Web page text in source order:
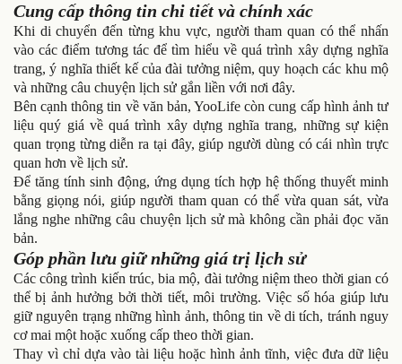
Cung cấp thông tin chi tiết và chính xác
Khi di chuyển đến từng khu vực, người tham quan có thể nhấn
vào các điểm tương tác để tìm hiểu về quá trình xây dựng nghĩa
trang, ý nghĩa thiết kế của đài tưởng niệm, quy hoạch các khu mộ
và những câu chuyện lịch sử gắn liền với nơi đây.
Bên cạnh thông tin về văn bản, YooLife còn cung cấp hình ảnh tư
liệu quý giá về quá trình xây dựng nghĩa trang, những sự kiện
quan trọng từng diễn ra tại đây, giúp người dùng có cái nhìn trực
quan hơn về lịch sử.
Để tăng tính sinh động, ứng dụng tích hợp hệ thống thuyết minh
bằng giọng nói, giúp người tham quan có thể vừa quan sát, vừa
lắng nghe những câu chuyện lịch sử mà không cần phải đọc văn
bản.
Góp phần lưu giữ những giá trị lịch sử
Các công trình kiến trúc, bia mộ, đài tưởng niệm theo thời gian có
thể bị ảnh hưởng bởi thời tiết, môi trường. Việc số hóa giúp lưu
giữ nguyên trạng những hình ảnh, thông tin về di tích, tránh nguy
cơ mai một hoặc xuống cấp theo thời gian.
Thay vì chỉ dựa vào tài liệu hoặc hình ảnh tĩnh, việc đưa dữ liệu